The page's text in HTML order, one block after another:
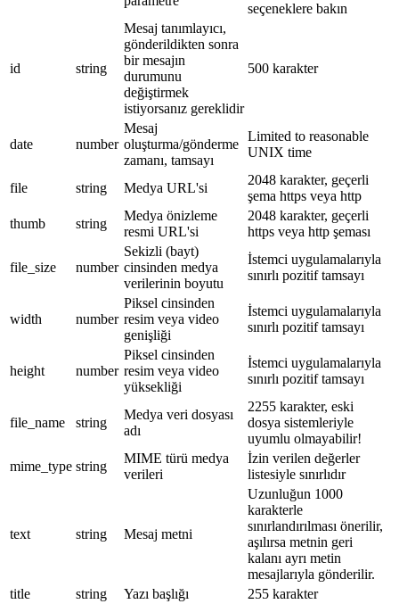
seçeneklere bakın
id string
Mesaj tanımlayıcı,
gönderildikten sonra
bir mesajın
durumunu
değiştirmek
istiyorsanız gereklidir
500 karakter
date number
Mesaj
oluşturma/gönderme
zamanı, tamsayı
Limited to reasonable
UNIX time
file string Medya URL'si
2048 karakter, geçerli
şema https veya http
thumb
string
Medya önizleme
resmi URL'si
2048 karakter, geçerli
https veya http şeması
file_size number
Sekizli (bayt)
cinsinden medya
verilerinin boyutu
İstemci uygulamalarıyla
sınırlı pozitif tamsayı
width number
Piksel cinsinden
resim veya video
genişliği
İstemci uygulamalarıyla
sınırlı pozitif tamsayı
height number
Piksel cinsinden
resim veya video
yüksekliği
İstemci uygulamalarıyla
sınırlı pozitif tamsayı
file_name string
Medya veri dosyası
adı
2255 karakter, eski
dosya sistemleriyle
uyumlu olmayabilir!
mime_type string
MIME türü medya
verileri
İzin verilen değerler
listesiyle sınırlıdır
text string Mesaj metni
Uzunluğun 1000
karakterle
sınırlandırılması önerilir,
aşılırsa metnin geri
kalanı ayrı metin
mesajlarıyla gönderilir.
title
string Yazı başlığı
255 karakter